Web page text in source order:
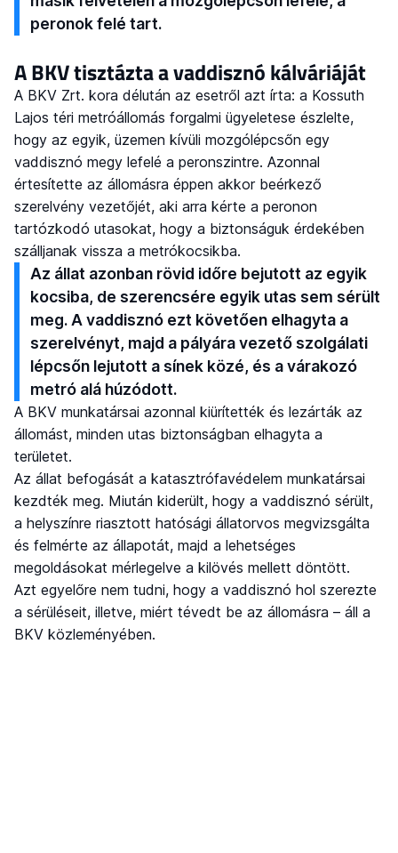
peronok felé tart.
A BKV tisztázta a vaddisznó kálváriáját
A BKV Zrt. kora délután az esetről azt írta: a Kossuth
Lajos téri metróállomás forgalmi ügyeletese észlelte,
hogy az egyik, üzemen kívüli mozgólépcsőn egy
vaddisznó megy lefelé a peronszintre. Azonnal
értesítette az állomásra éppen akkor beérkező
szerelvény vezetőjét, aki arra kérte a peronon
tartózkodó utasokat, hogy a biztonságuk érdekében
szálljanak vissza a metrókocsikba.
Az állat azonban rövid időre bejutott az egyik
kocsiba, de szerencsére egyik utas sem sérült
meg. A vaddisznó ezt követően elhagyta a
szerelvényt, majd a pályára vezető szolgálati
lépcsőn lejutott a sínek közé, és a várakozó
metró alá húzódott.
A BKV munkatársai azonnal kiürítették és lezárták az
állomást, minden utas biztonságban elhagyta a
területet.
Az állat befogását a katasztrófavédelem munkatársai
kezdték meg. Miután kiderült, hogy a vaddisznó sérült,
a helyszínre riasztott hatósági állatorvos megvizsgálta
és felmérte az állapotát, majd a lehetséges
megoldásokat mérlegelve a kilövés mellett döntött.
Azt egyelőre nem tudni, hogy a vaddisznó hol szerezte
a sérüléseit, illetve, miért tévedt be az állomásra – áll a
BKV közleményében.